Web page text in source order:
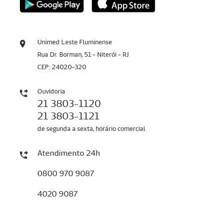
Unimed Leste Fluminense
Rua Dr. Borman, 51 - Niterói - RJ
CEP: 24020-320
Ouvidoria
21 3803-1120
21 3803-1121
de segunda a sexta, horário comercial
Atendimento 24h
0800 970 9087
4020 9087